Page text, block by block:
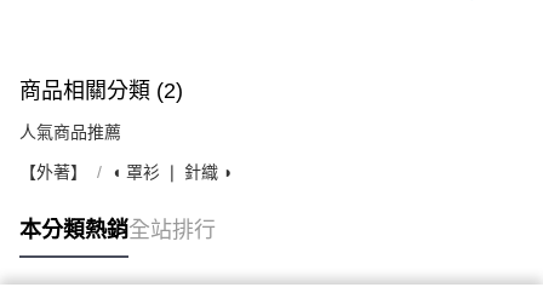
商品相關分類 (2)
人氣商品推薦
【外著】 ◖ 罩衫 ❘ 針織 ◗
本分類熱銷全站排行